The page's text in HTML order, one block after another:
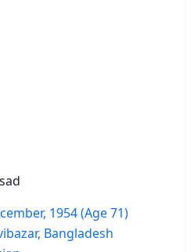
1954 (Age 71)
Bangladesh